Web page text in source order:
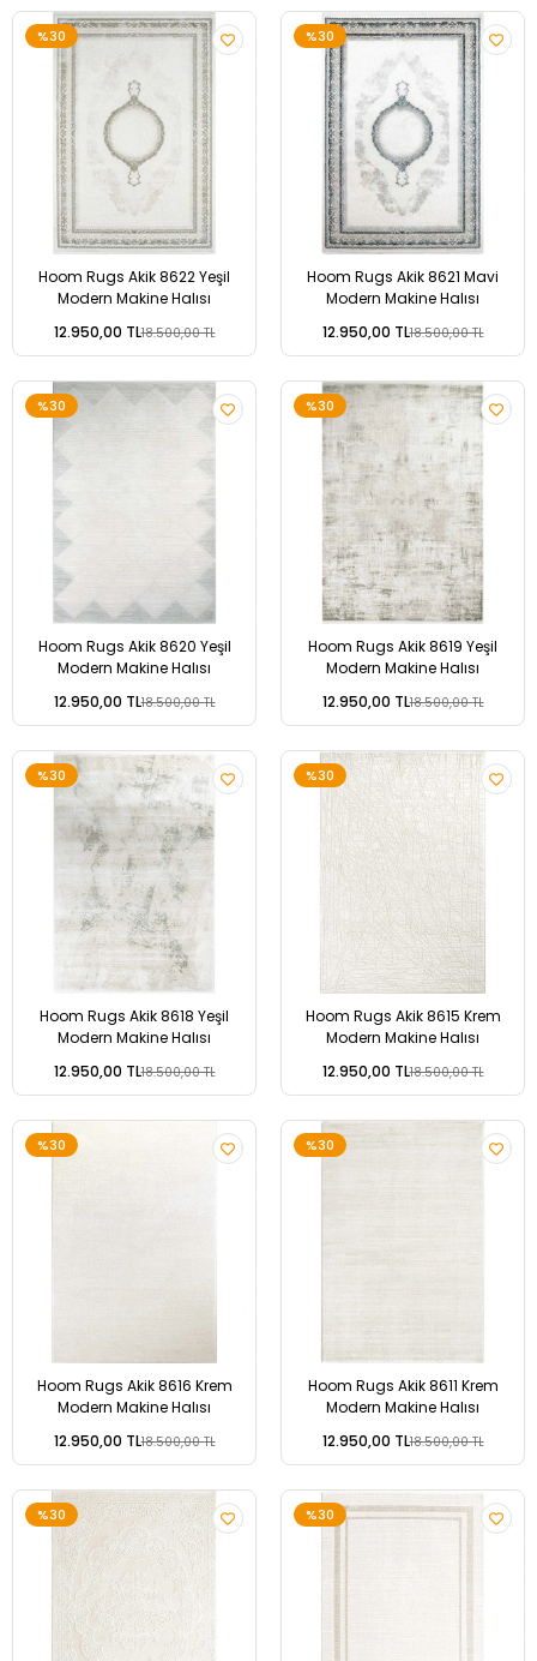
%30
Hoom Rugs Akik 8622 Yeşil
Modern Makine Halısı
12.950,00 TL18.500,00 TL
%30
Hoom Rugs Akik 8621 Mavi
Modern Makine Halısı
12.950,00 TL18.500,00 TL
%30
Hoom Rugs Akik 8620 Yeşil
Modern Makine Halısı
12.950,00 TL18.500,00 TL
%30
Hoom Rugs Akik 8619 Yeşil
Modern Makine Halısı
12.950,00 TL18.500,00 TL
%30
Hoom Rugs Akik 8618 Yeşil
Modern Makine Halısı
12.950,00 TL18.500,00 TL
%30
Hoom Rugs Akik 8615 Krem
Modern Makine Halısı
12.950,00 TL18.500,00 TL
%30
Hoom Rugs Akik 8616 Krem
Modern Makine Halısı
12.950,00 TL18.500,00 TL
%30
Hoom Rugs Akik 8611 Krem
Modern Makine Halısı
12.950,00 TL18.500,00 TL
%30 %30